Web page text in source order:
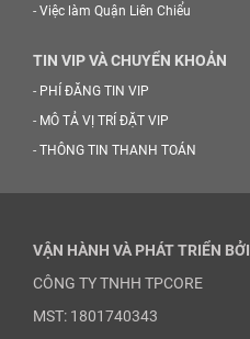
- Việc làm Quận Liên Chiểu
TIN VIP VÀ CHUYỂN KHOẢN
- PHÍ ĐĂNG TIN VIP
- MÔ TẢ VỊ TRÍ ĐẶT VIP
- THÔNG TIN THANH TOÁN
VẬN HÀNH VÀ PHÁT TRIỂN BỞI
CÔNG TY TNHH TPCORE
MST: 1801740343